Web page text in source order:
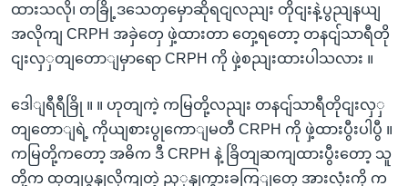
ထားသလို၊ တခြို့ဒသေတှမှောဆိုရငျလညျး တိုငျးနဲ့ပွညျနယျ
အလိုကျ CRPH အခှဲတှေ ဖှဲ့ထားတာ တှေ့ရတော့ တနငျ်သာရီတို
ငျးလှှတျတောျမှာရော CRPH ကို ဖှဲ့စညျးထားပါသလား ။
ဒေါျရီရီခြို ။ ။ ဟုတျကဲ့ ကမြတို့လညျး တနငျ်သာရီတိုငျးလှှ
တျတောျရဲ့ ကိုယျစားပွုကောျမတီ CRPH ကို ဖှဲ့ထားပွီးပါပွီ ။
ကမြတို့ကတော့ အဓိက ဒီ CRPH နဲ့ ခြိတျဆကျထားပွီးတော့ သူ
တို့က ထုတျပွနျလိုကျတဲ့ ညှှနျကွားခကြျတှေ အားလုံးကို က